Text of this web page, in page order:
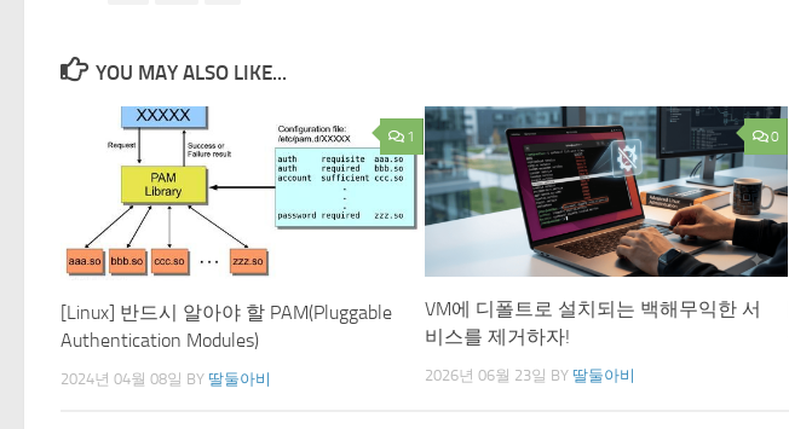
YOU MAY ALSO LIKE...
1
[Linux] 반드시 알아야 할 PAM(Pluggable
Authentication Modules)
2024년 04월 08일 BY 딸둘아비
0
VM에 디폴트로 설치되는 백해무익한 서
비스를 제거하자!
2026년 06월 23일 BY딸둘아비